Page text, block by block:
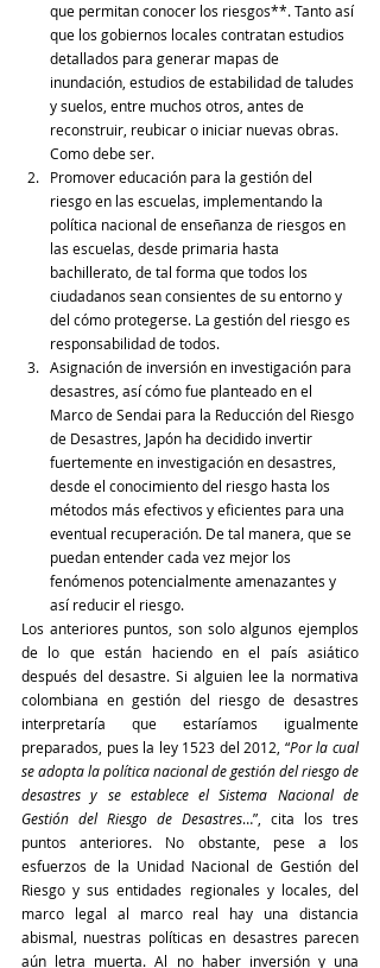
que permitan conocer los riesgos**. Tanto así
que los gobiernos locales contratan estudios
detallados para generar mapas de
inundación, estudios de estabilidad de taludes
y suelos, entre muchos otros, antes de
reconstruir, reubicar o iniciar nuevas obras.
Como debe ser.
Promover educación para la gestión del
riesgo en las escuelas, implementando la
política nacional de enseñanza de riesgos en
las escuelas, desde primaria hasta
bachillerato, de tal forma que todos los
ciudadanos sean consientes de su entorno y
del cómo protegerse. La gestión del riesgo es
responsabilidad de todos.
Asignación de inversión en investigación para
desastres, así cómo fue planteado en el
Marco de Sendai para la Reducción del Riesgo
de Desastres, Japón ha decidido invertir
fuertemente en investigación en desastres,
desde el conocimiento del riesgo hasta los
métodos más efectivos y eficientes para una
eventual recuperación. De tal manera, que se
puedan entender cada vez mejor los
fenómenos potencialmente amenazantes y
así reducir el riesgo.
Los anteriores puntos, son solo algunos ejemplos
de lo que están haciendo en el país asiático
después del desastre. Si alguien lee la normativa
colombiana en gestión del riesgo de desastres
interpretaría que estaríamos igualmente
preparados, pues la ley 1523 del 2012, “Por la cual
se adopta la política nacional de gestión del riesgo de
desastres y se establece el Sistema Nacional de
Gestión del Riesgo de Desastres…”, cita los tres
puntos anteriores. No obstante, pese a los
esfuerzos de la Unidad Nacional de Gestión del
Riesgo y sus entidades regionales y locales, del
marco legal al marco real hay una distancia
abismal, nuestras políticas en desastres parecen
aún letra muerta. Al no haber inversión y una